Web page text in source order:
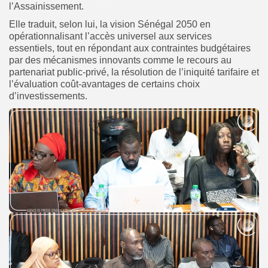
l’Assainissement.
Elle traduit, selon lui, la vision Sénégal 2050 en
opérationnalisant l’accès universel aux services
essentiels, tout en répondant aux contraintes budgétaires
par des mécanismes innovants comme le recours au
partenariat public-privé, la résolution de l’iniquité tarifaire et
l’évaluation coût-avantages de certains choix
d’investissements.